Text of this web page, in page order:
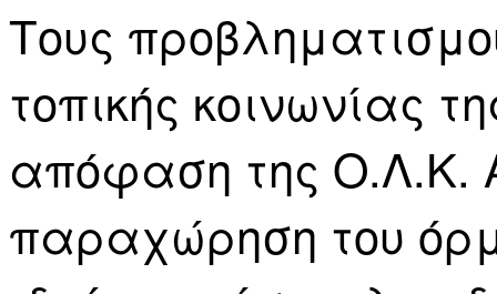
Τους
τοπικής κοινωνίας
απόφαση της Ο.Λ.Κ.
παραχώρηση του